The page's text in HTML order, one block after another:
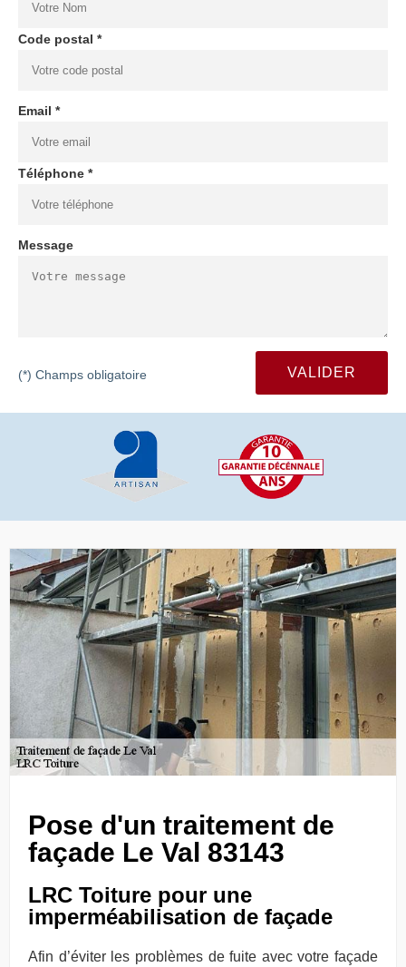
Code postal *
Email *
Téléphone *
Message
(*) Champs obligatoire
Pose d'un traitement de
façade Le Val 83143
LRC Toiture pour une
imperméabilisation de façade
Afin d’éviter les problèmes de fuite avec votre façade